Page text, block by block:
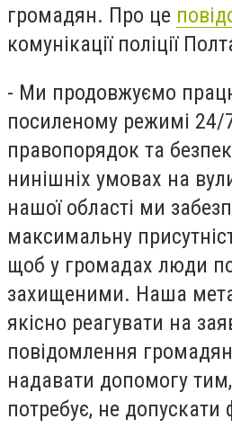
громадян. Про це
комунікації поліції
- Ми продовжуємо
посиленому режимі 24/
правопорядок та
нинішніх умовах на
нашої області ми
максимальну
щоб у громадах люди
захищеними. Наша
якісно реагувати на
повідомлення
надавати допомогу
потребує, не допускати